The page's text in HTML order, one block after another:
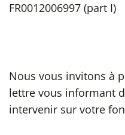
FR0012006997 (part I)
Nous vous invitons à
lettre vous informant
intervenir sur votre